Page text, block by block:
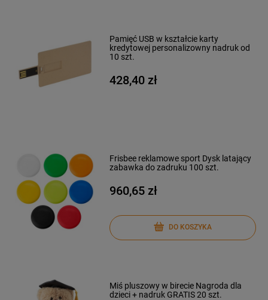
Pamięć USB w kształcie karty
kredytowej personalizowny nadruk od
10 szt.
428,40 zł
Frisbee reklamowe sport Dysk latający
zabawka do zadruku 100 szt.
960,65 zł
DO KOSZYKA
Miś pluszowy w birecie Nagroda dla
dzieci + nadruk GRATIS 20 szt.